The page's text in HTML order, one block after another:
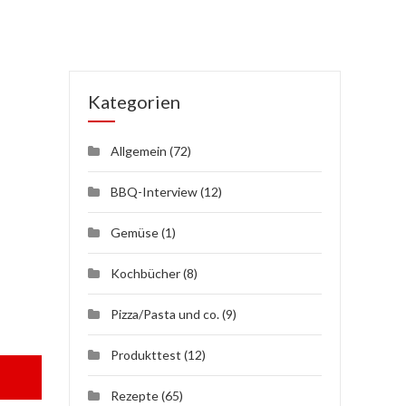
Kategorien
Allgemein (72)
BBQ-Interview(12)
Gemüse(1)
Kochbücher(8)
Pizza/Pasta und co.(9)
Produkttest (12)
Rezepte(65)